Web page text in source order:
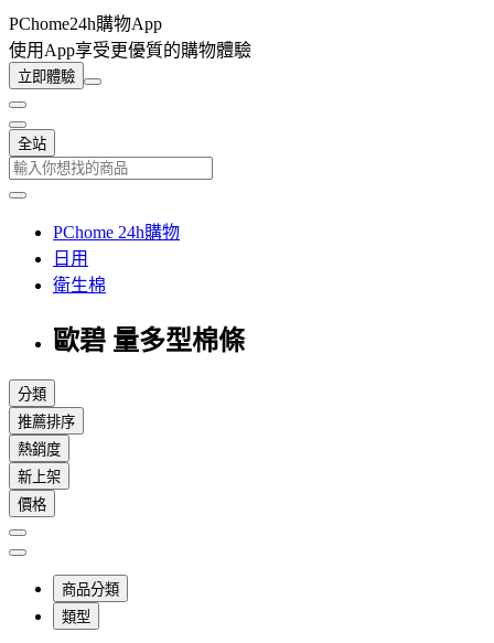
PChome24h購物App
使用App享受更優質的購物體驗
立即體驗
全站
PChome 24h購物
日用
衛生棉
歐碧 量多型棉條
分類
推薦排序
熱銷度
新上架
價格
商品分類
類型